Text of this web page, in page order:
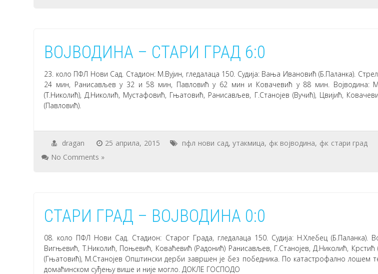
ВОЈВОДИНА – СТАРИ ГРАД 6:0
23. коло ПФЛ Нови Сад. Стадион: М.Вујин, гледалаца 150. Судија: Вања Ивановић (Б.Паланка).
24 мин, Ранисављев у 32 и 58 мин, Павловић у 62 мин и Ковачевић у 88 мин. Војводина:
(Т.Николић), Д.Николић, Мустафовић, Гњатовић, Ранисављев, Г.Станојев (Вучић), Цвијић,
(Павловић).
dragan 25 априла, 2015 пфл нови сад,утакмица, фк војводина, фк стари град
No Comments »
СТАРИ ГРАД – ВОЈВОДИНА 0:0
08. коло ПФЛ Нови Сад. Стадион: Старог Града, гледалаца 150. Судија: Н.Хлебец (Б.Паланка).
Вигњевић, Т.Николић, Поњевић, Коваћевић (Радонић) Ранисављев, Г.Станојев, Д.Николић, Крстић
(Гњатовић), М.Станојев Општински дерби завршен је без победника. По катастрофално лошем
домаћинском суђењу више и није могло. ДОКЛЕ ГОСПОДО